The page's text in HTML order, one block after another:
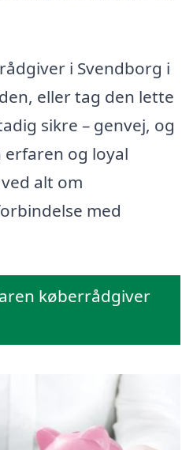
i Svendborg i
eller tag den lette
sikre – genvej, og
og loyal
alt om
med
køberrådgiver